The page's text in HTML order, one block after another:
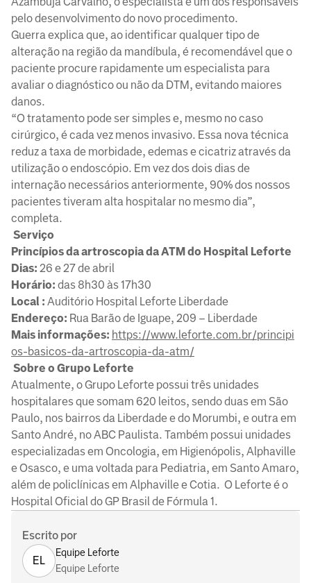
pelo desenvolvimento do novo procedimento.
Guerra explica que, ao identificar qualquer tipo de
alteração na região da mandíbula, é recomendável que o
paciente procure rapidamente um especialista para
avaliar o diagnóstico ou não da DTM, evitando maiores
danos.
“O tratamento pode ser simples e, mesmo no caso
cirúrgico, é cada vez menos invasivo. Essa nova técnica
reduz a taxa de morbidade, edemas e cicatriz através da
utilização o endoscópio. Em vez dos dois dias de
internação necessários anteriormente, 90% dos nossos
pacientes tiveram alta hospitalar no mesmo dia”,
completa.
Serviço
Princípios da artroscopia da ATM do Hospital Leforte
Dias: 26 e 27 de abril
Horário: das 8h30 às 17h30
Local : Auditório Hospital Leforte Liberdade
Endereço: Rua Barão de Iguape, 209 – Liberdade
Mais informações: https://www.leforte.com.br/principi
os-basicos-da-artroscopia-da-atm/
Sobre o Grupo Leforte
Atualmente, o Grupo Leforte possui três unidades
hospitalares que somam 620 leitos, sendo duas em São
Paulo, nos bairros da Liberdade e do Morumbi, e outra em
Santo André, no ABC Paulista. Também possui unidades
especializadas em Oncologia, em Higienópolis, Alphaville
e Osasco, e uma voltada para Pediatria, em Santo Amaro,
além de policlínicas em Alphaville e Cotia. O Leforte é o
Hospital Oficial do GP Brasil de Fórmula 1.
Escrito por
EL
Equipe Leforte
Equipe Leforte